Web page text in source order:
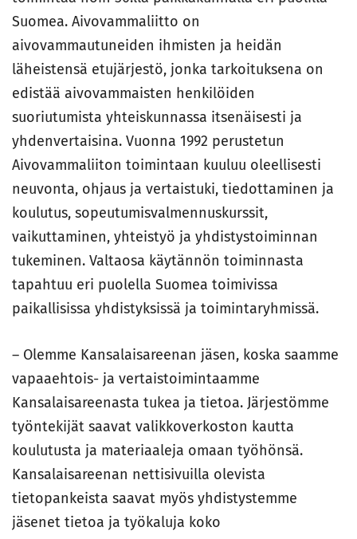
Suomea. Aivovammaliitto on
aivovammautuneiden ihmisten ja heidän
läheistensä etujärjestö, jonka tarkoituksena on
edistää aivovammaisten henkilöiden
suoriutumista yhteiskunnassa itsenäisesti ja
yhdenvertaisina. Vuonna 1992 perustetun
Aivovammaliiton toimintaan kuuluu oleellisesti
neuvonta, ohjaus ja vertaistuki, tiedottaminen ja
koulutus, sopeutumisvalmennuskurssit,
vaikuttaminen, yhteistyö ja yhdistystoiminnan
tukeminen. Valtaosa käytännön toiminnasta
tapahtuu eri puolella Suomea toimivissa
paikallisissa yhdistyksissä ja toimintaryhmissä.
– Olemme Kansalaisareenan jäsen, koska saamme
vapaaehtois- ja vertaistoimintaamme
Kansalaisareenasta tukea ja tietoa. Järjestömme
työntekijät saavat valikkoverkoston kautta
koulutusta ja materiaaleja omaan työhönsä.
Kansalaisareenan nettisivuilla olevista
tietopankeista saavat myös yhdistystemme
jäsenet tietoa ja työkaluja koko